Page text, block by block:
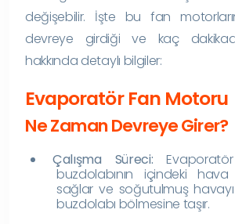
değişebilir. İşte bu fan
devreye girdiği ve kaç
hakkında detaylı bilgiler:
Evaporatör Fan Motoru
Ne Zaman Devreye Girer?
Çalışma Süreci:
buzdolabının içindeki hava
sağlar ve soğutulmuş
buzdolabı bölmesine taşır.